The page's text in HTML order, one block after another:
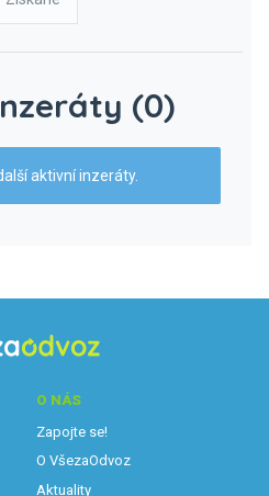
(0)
aktivní inzeráty.
O NÁS
Zapojte se!
O VšezaOdvoz
Aktuality